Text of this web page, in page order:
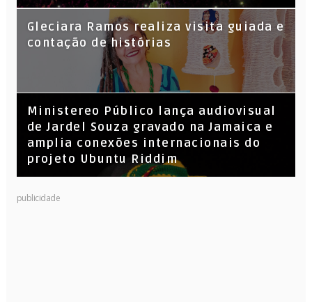
KL Jay (Racionais MC’s), DJ Raíz e DJ
Leandro Vitrola na BIGSHAKE 14
Gleciara Ramos realiza visita guiada e
contação de histórias
​Ministereo Público lança audiovisual
de Jardel Souza gravado na Jamaica e
amplia conexões internacionais do
projeto Ubuntu Riddim
publicidade